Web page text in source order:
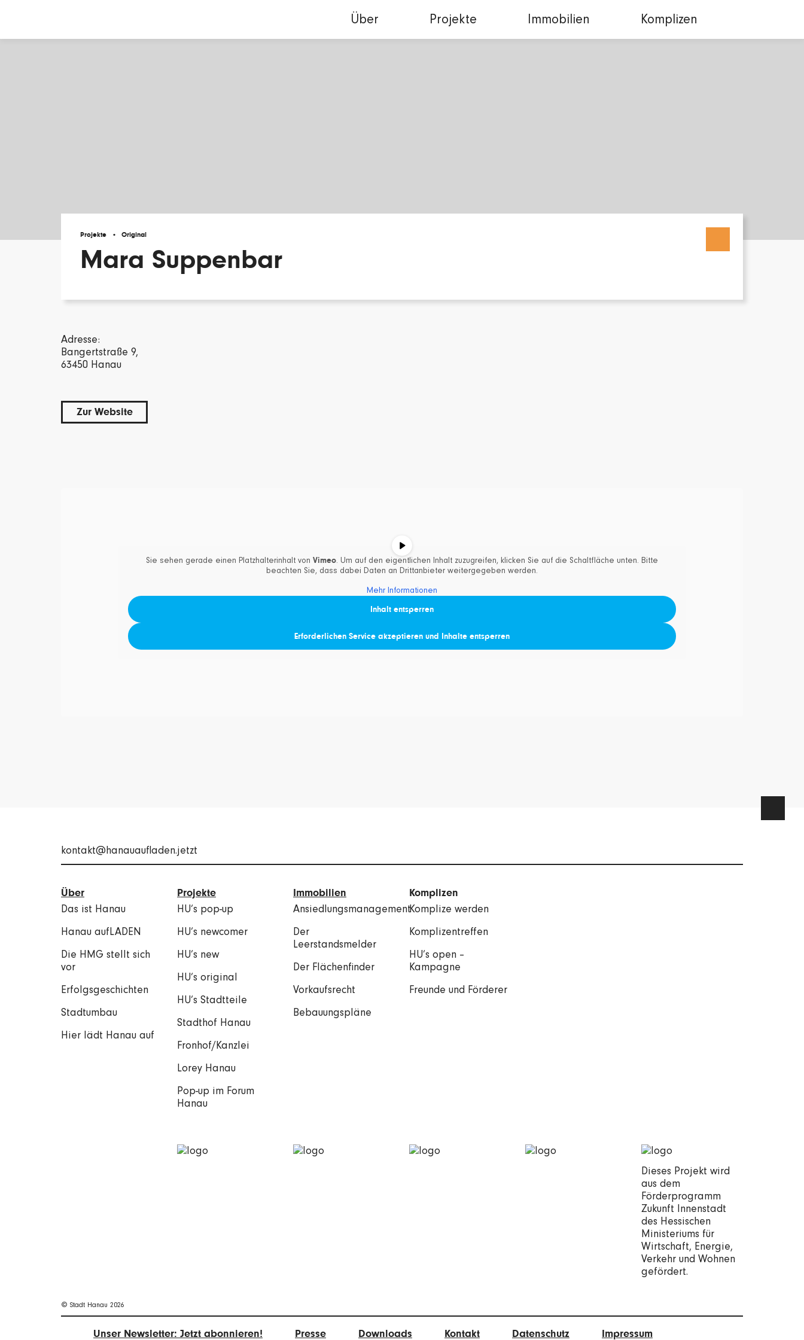
Über Projekte Immobilien Komplizen
Projekte Original
Mara Suppenbar
Adresse:
Bangertstraße 9,
63450 Hanau
Zur Website
Sie sehen gerade einen Platzhalterinhalt von Vimeo. Um auf den eigentlichen Inhalt zuzugreifen, klicken Sie auf die Schaltfläche unten. Bitte
beachten Sie, dass dabei Daten an Drittanbieter weitergegeben werden.
Mehr Informationen
Inhalt entsperren
Erforderlichen Service akzeptieren und Inhalte entsperren
kontakt@hanauaufladen.jetzt
Über
Das ist Hanau
Hanau aufLADEN
Die HMG stellt sich
vor
Erfolgsgeschichten
Stadtumbau
Hier lädt Hanau auf
Projekte
HU’s pop-up
HU’s newcomer
HU’s new
HU’s original
HU’s Stadtteile
Stadthof Hanau
Fronhof/Kanzlei
Lorey Hanau
Pop-up im Forum
Hanau
Immobilien
Ansiedlungsmanagement
Der
Leerstandsmelder
Der Flächenfinder
Vorkaufsrecht
Bebauungspläne
Komplizen
Komplize werden
Komplizentreffen
HU’s open –
Kampagne
Freunde und Förderer
Dieses Projekt wird
aus dem
Förderprogramm
Zukunft Innenstadt
des Hessischen
Ministeriums für
Wirtschaft, Energie,
Verkehr und Wohnen
gefördert.
© Stadt Hanau 2026
Unser Newsletter: Jetzt abonnieren! Presse Downloads Kontakt Datenschutz Impressum